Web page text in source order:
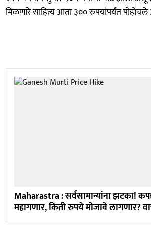
मिळणारे साहित्य आता ३०० रुपयांपर्यंत
Maharastra : सर्वसामान्यांना झटका!
महागणार, किती रुपये मोजावे लागणार?